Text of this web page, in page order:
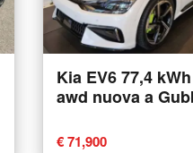
Kia EV6 77,4
awd nuova a
€ 71,900